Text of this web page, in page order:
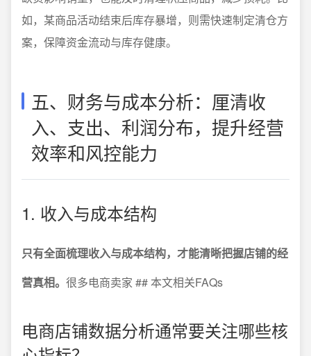
如，某商品活动结束后库存暴增，则需快速制定清仓方
案，保障资金流动与库存健康。
五、财务与成本分析：厘清收
入、支出、利润分布，提升经营
效率和风控能力
1. 收入与成本结构
只有全面梳理收入与成本结构，才能清晰把握店铺的经
营真相。 很多电商卖家 ## 本文相关FAQs
电商店铺数据分析通常要关注哪些核